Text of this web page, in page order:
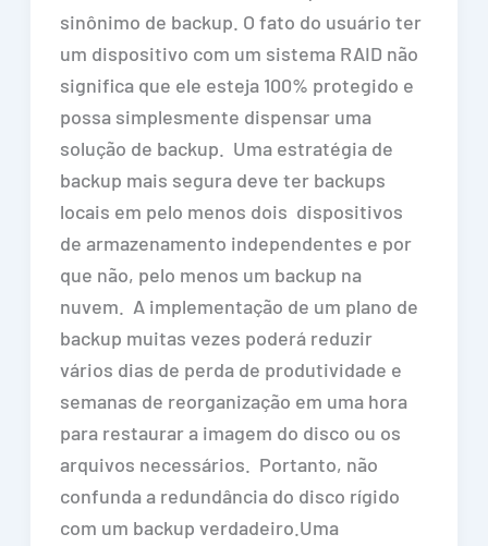
sinônimo de backup. O fato do usuário ter
um dispositivo com um sistema RAID não
significa que ele esteja 100% protegido e
possa simplesmente dispensar uma
solução de backup. Uma estratégia de
backup mais segura deve ter backups
locais em pelo menos dois dispositivos
de armazenamento independentes e por
que não, pelo menos um backup na
nuvem. A implementação de um plano de
backup muitas vezes poderá reduzir
vários dias de perda de produtividade e
semanas de reorganização em uma hora
para restaurar a imagem do disco ou os
arquivos necessários. Portanto, não
confunda a redundância do disco rígido
com um backup verdadeiro.Uma